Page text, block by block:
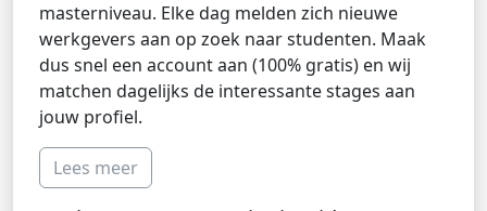
masterniveau. Elke dag melden zich nieuwe
werkgevers aan op zoek naar studenten. Maak
dus snel een account aan (100% gratis) en wij
matchen dagelijks de interessante stages aan
jouw profiel.
Lees meer